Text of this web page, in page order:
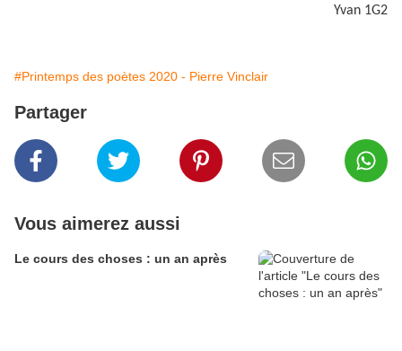
Yvan 1G2
#Printemps des poètes 2020 - Pierre Vinclair
Partager
Vous aimerez aussi
Le cours des choses : un an après